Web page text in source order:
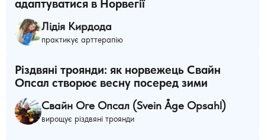
адаптуватися в Норвегії
Лідія Кирдода
практикує арттерапію
Різдвяні троянди: як норвежець Свайн
Опсал створює весну посеред зими
Свайн Оге Опсал (Svein Åge Opsahl)
вирощує різдвяні троянди